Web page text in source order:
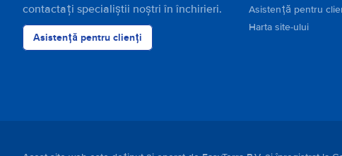
contactați specialiștii noștri în închirieri.
Asistență pentru clienți
Asistență pentru
Harta site-ului